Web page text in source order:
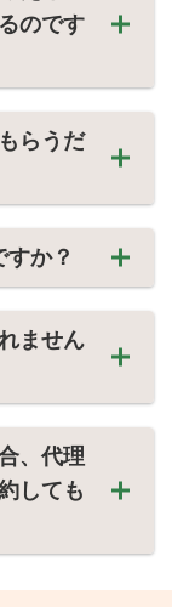
のです
らうだ
か？
ません
、代理
しても